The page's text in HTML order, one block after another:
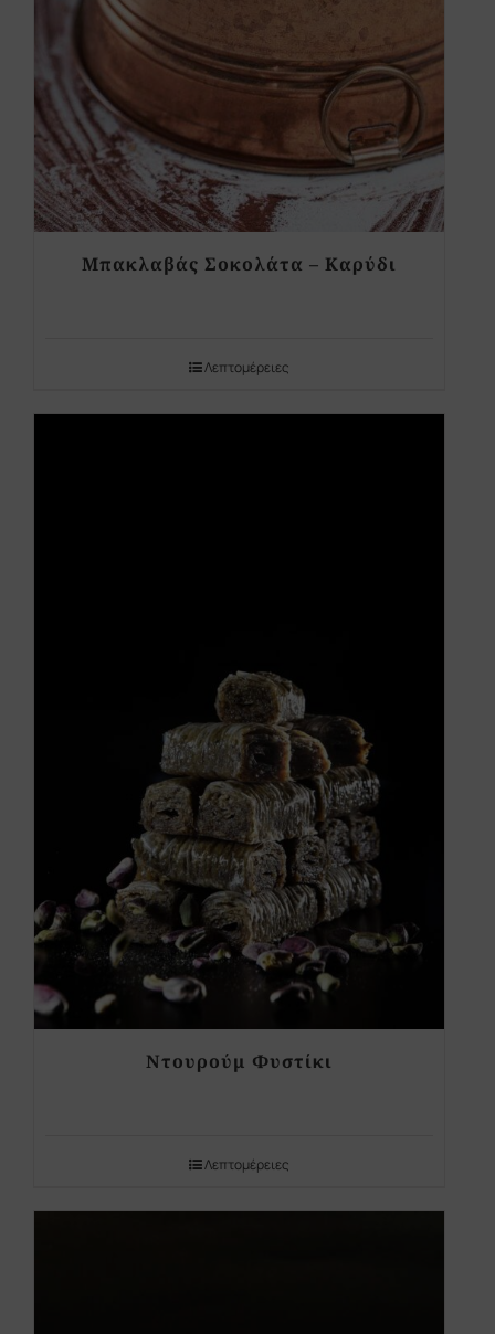
Μπακλαβάς Σοκολάτα – Καρύδι
Λεπτομέρειες
Ντουρούμ Φυστίκι
Λεπτομέρειες